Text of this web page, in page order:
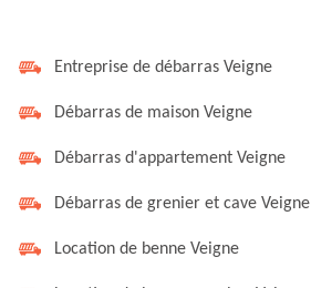
Entreprise de débarras Veigne
Débarras de maison Veigne
Débarras d'appartement Veigne
Débarras de grenier et cave Veigne
Location de benne Veigne